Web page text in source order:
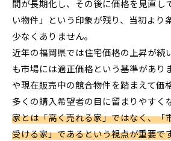
間が長期化し、その後に価格を見直し
い物件」という印象が残り、当初より
少なくありません。
近年の福岡県では住宅価格の上昇が続
も市場には適正価格という基準があり
や現在販売中の競合物件を踏まえて価
多くの購入希望者の目に留まりやすく
家とは「高く売れる家」ではなく、「
受ける家」であるという視点が重要で